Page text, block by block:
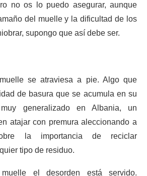
no os lo puedo asegurar, aunque
del muelle y la dificultad de los
supongo que así debe ser.
se atraviesa a pie. Algo que
de basura que se acumula en su
generalizado en Albania, un
atajar con premura aleccionando a
la importancia de reciclar
tipo de residuo.
el desorden está servido.